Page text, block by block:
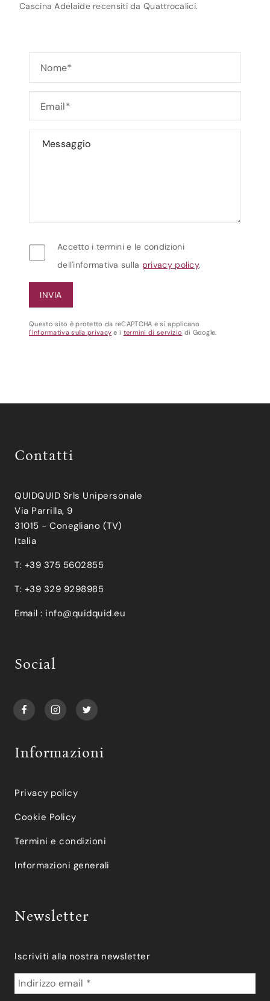
Cascina Adelaide recensiti da Quattrocalici.
Accetto i termini e le condizioni
dell'informativa sulla privacy policy.
Questo sito è protetto da reCAPTCHA e si applicano
l'Informativa sulla privacy e i termini di servizio di Google.
Contatti
QUIDQUID Srls Unipersonale
Via Parrilla, 9
31015 - Conegliano (TV)
Italia
T: +39 375 5602855
T: +39 329 9298985
Email : info@quidquid.eu
Social
Informazioni
Privacy policy
Cookie Policy
Termini e condizioni
Informazioni generali
Newsletter
Iscriviti alla nostra newsletter